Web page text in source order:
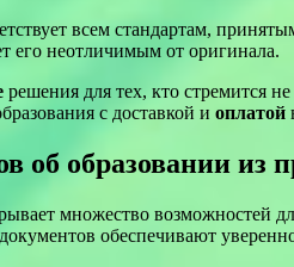
всем стандартам,
его неотличимым от оригинала.
решения для тех, кто стремится
с доставкой и оплатой
об образовании из
множество возможностей
обеспечивают